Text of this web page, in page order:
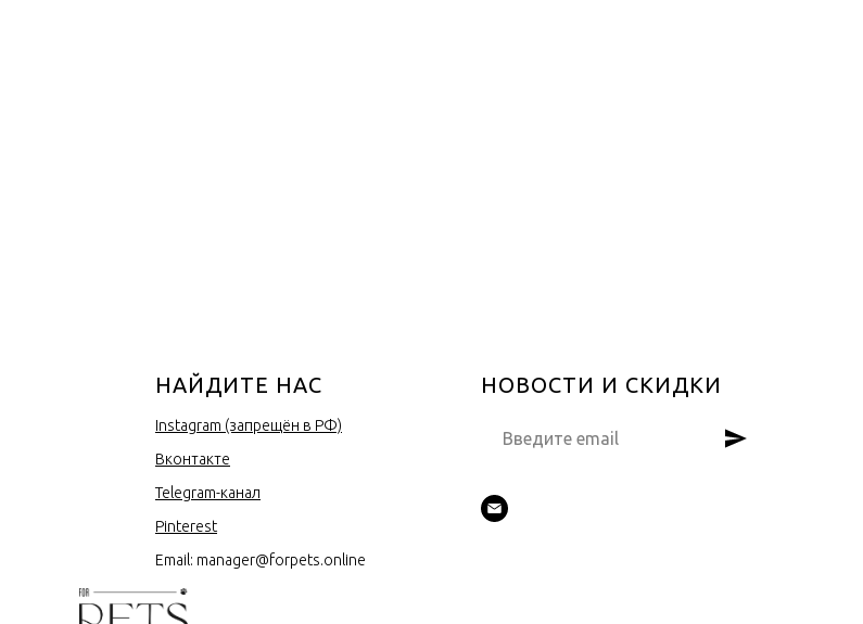
НАЙДИТЕ НАС
Instagram (запрещён в РФ)
Вконтакте
Telegram-канал
Pinterest
Email: manager@forpets.online
НОВОСТИ И СКИДКИ